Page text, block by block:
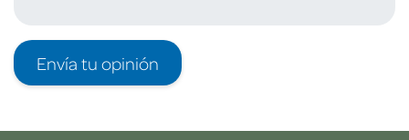
Envía tu opinión